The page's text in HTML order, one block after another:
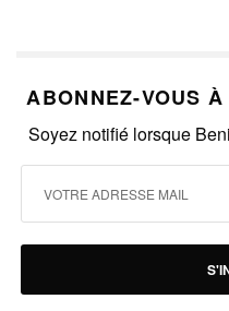
ABONNEZ-VOUS
Soyez notifié lorsque